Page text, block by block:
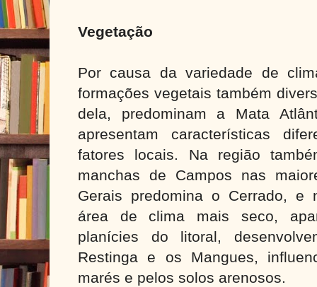
Vegetação
Por causa da variedade de
formações vegetais também
dela, predominam a Mata
apresentam características
fatores locais. Na região
manchas de Campos nas
Gerais predomina o Cerrado, e
área de clima mais seco,
planícies do litoral,
Restinga e os Mangues,
marés e pelos solos arenosos.